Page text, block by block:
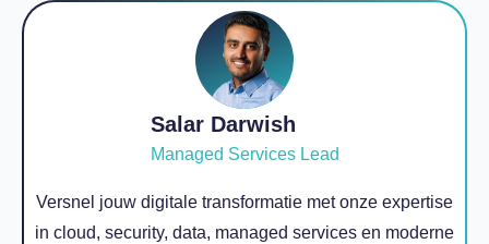
Salar Darwish
Managed Services Lead
Versnel jouw digitale transformatie met onze expertise
in cloud, security, data, managed services en moderne